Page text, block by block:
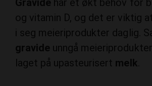
Gravide har et økt behov for
og vitamin D, og det er viktig
i seg meieriprodukter daglig.
gravide unngå
laget på upasteurisert melk